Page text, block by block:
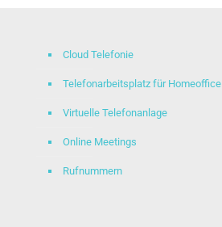
Cloud Telefonie
Telefonarbeitsplatz für Homeoffice
Virtuelle Telefonanlage
Online Meetings
Rufnummern